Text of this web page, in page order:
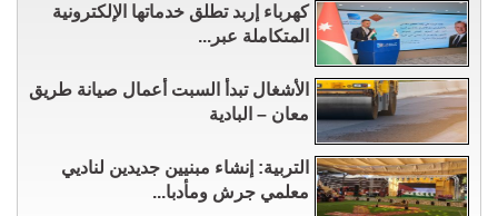
كهرباء إربد تطلق خدماتها الإلكترونية
المتكاملة عبر...
الأشغال تبدأ السبت أعمال صيانة طريق
معان – البادية
التربية: إنشاء مبنيين جديدين لناديي
معلمي جرش ومأدبا...